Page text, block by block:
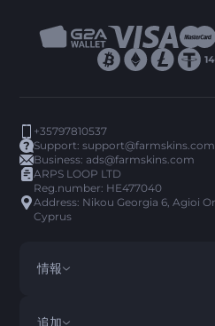
+35797810537
Support:support@farmskins.com
Business:ads@farmskins.com
ARPS LOOP LTD
Reg.number: HE477040
Address: Nikou Georgia 6, Agioi
Cyprus
情報
利用規約
追加